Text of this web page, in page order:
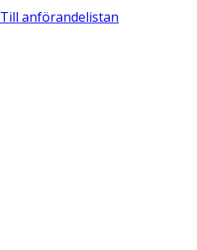
Till anförandelistan